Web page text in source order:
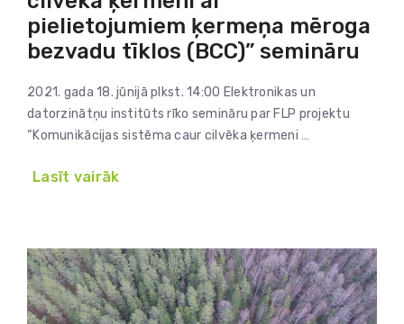
pielietojumiem ķermeņa mēroga
bezvadu tīklos (BCC)” semināru
2021. gada 18. jūnijā plkst. 14:00 Elektronikas un
datorzinātņu institūts rīko semināru par FLP projektu
“Komunikācijas sistēma caur cilvēka ķermeni …
Lasīt vairāk